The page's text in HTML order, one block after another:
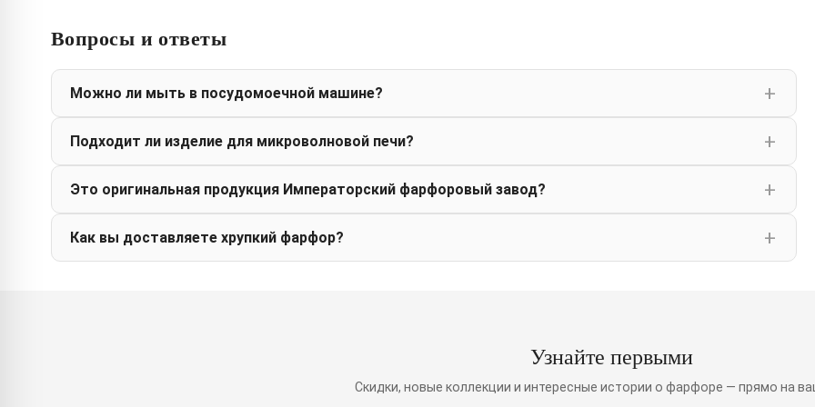
Вопросы и ответы
Можно ли мыть в посудомоечной машине?
Подходит ли изделие для микроволновой печи?
Это оригинальная продукция Императорский фарфоровый завод?
Как вы доставляете хрупкий фарфор?
Узнайте первыми
Скидки, новые коллекции и интересные истории о фарфоре — прямо на